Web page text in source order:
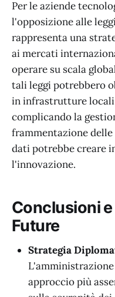
Per le aziende
l'opposizione alle
rappresenta una
ai mercati
operare su scala
tali leggi potrebbero
in infrastrutture
complicando la
frammentazione
dati potrebbe creare
l'innovazione.
Conclusioni
Future
Strategia
approccio più